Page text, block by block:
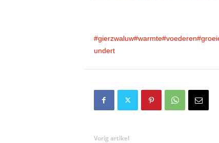
#gierzwaluw#warmte#voederen
undert
Vorig artikel